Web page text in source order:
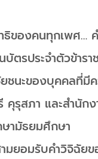
ธิของคนทุกเพศ…
ตรประจำตัวข้ารา
นะของบุคคลที่มีค
รุสภา และสำนัก
ามัธยมศึกษา
มยอมรับคำวิจิฉัย